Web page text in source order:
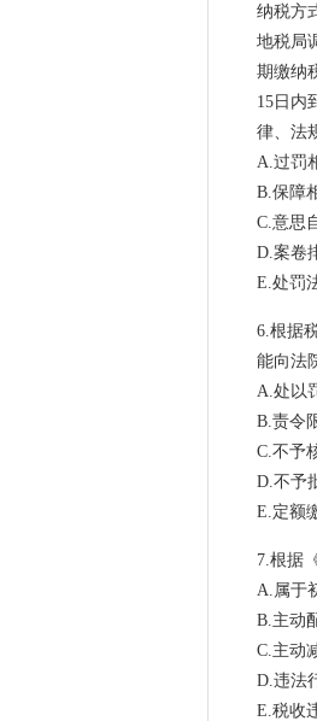
纳税方
地税局
期缴纳
15日内
律、法
A.过罚
B.保障
C.意思
D.案卷
E.处罚
6.根据
能向法
A.处以
B.责令
C.不予
D.不予
E.定额
7.根据
A.属于
B.主动
C.主动
D.违法
E.税收